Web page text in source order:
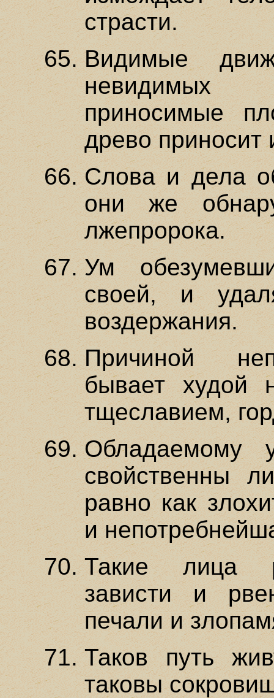
страсти.
Видимые
невидимых
приносимые
древо приносит
Слова и дела
они же
лжепророка.
Ум
своей, и
воздержания.
Причиной
бывает худой
тщеславием,
Обладаемому
свойственны
равно как
и
Такие лица
зависти и
печали и
Таков путь
таковы